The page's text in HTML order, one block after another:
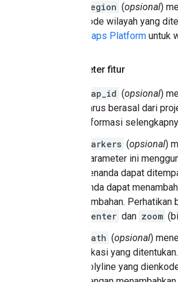
region (opsional)
kode wilayah yang
Maps Platform untuk
Parameter fitur
map_id (opsional)
harus berasal dari
informasi
markers (opsional)
Parameter ini
penanda dapat
Anda dapat
tambahan.
center dan zoom
path (opsional)
lokasi yang
polyline yang